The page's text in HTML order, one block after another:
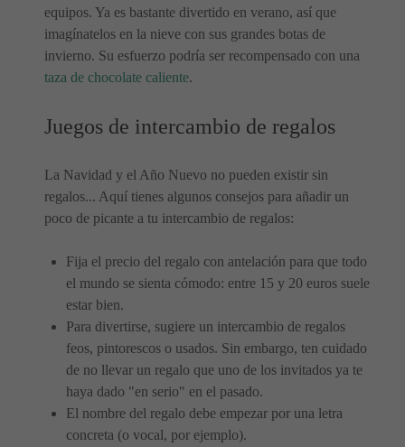
equipos. Ya es bastante divertido en verano, así que
imagínatelos en la nieve con sus grandes botas de
invierno. Su esfuerzo podría ser recompensado con una
taza de chocolate caliente.
Juegos de intercambio de regalos
La Navidad y el Año Nuevo no pueden existir sin
regalos... Aquí tienes algunos consejos para añadir un
poco de picante a tu intercambio de regalos:
Fija el precio del regalo con antelación para que todo
el mundo se sienta cómodo: entre 15 y 20 euros suele
estar bien.
Para divertirse, sugiere un intercambio de regalos
feos, pintorescos o usados. Sin embargo, ten cuidado
de no llevar un regalo que uno de los invitados ya te
haya dado "en serio" en el pasado.
El nombre del regalo debe empezar por una letra
concreta (o vocal, por ejemplo).